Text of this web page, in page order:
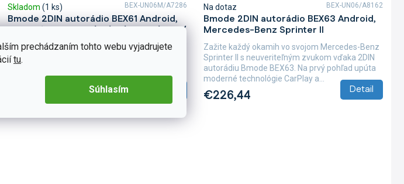
prechádzaním tohto webu vyjadrujete
tu.
Súhlasím
Bmode 2DIN autorádio BEX61 Android,
Mercedes-Benz A / B / V / Viano / Vito /
Sprinter / VW Crafter
Skladom (1 ks)
Zažite každý okamih vo svojom Mercedes-Benz
Crafter s neuveriteľným zvukom vďaka 2DIN...
BEX-UN06M/A7286
Bmode 2DIN autorádio BEX63 Android,
Mercedes-Benz Sprinter II
Na dotaz
€226,44 Detail
Zažite každý okamih vo svojom Mercedes-Benz
Sprinter II s neuveriteľným zvukom vďaka 2DIN
autorádiu Bmode BEX63. Na prvý pohľad upúta
moderné technológie CarPlay a...
BEX-UN06/A8162